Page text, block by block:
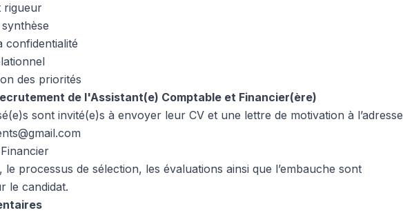
rigueur
synthèse
confidentialité
des priorités
de l'Assistant(e) Comptable et Financier(ère)
sont invité(e)s à envoyer leur CV et une lettre de motivation à l’adresse
le processus de sélection, les évaluations ainsi que l’embauche sont
le candidat.